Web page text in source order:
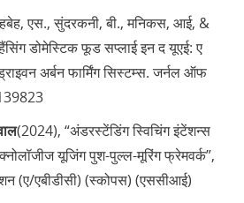
एस., सुंदरकनी, बी., मनिकस, आई, &
डोमेस्टिक फूड सप्लाई इन द यूएई: ए
अर्बन फार्मिंग सिस्टम्स. जर्नल ऑफ
(2024), “अंडरस्टेंडिंग स्विचिंग इंटेंशन्स
यूजिंग पुश-पुल्ल-मूरिंग फ्रेमवर्क”,
(ए/एबीडीसी) (स्कोपस) (एससीआई)